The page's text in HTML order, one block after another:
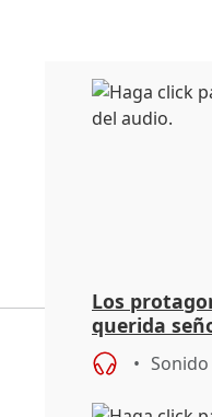
Los
querida
primera